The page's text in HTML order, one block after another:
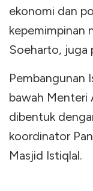
ekonomi dan
kepemimpinan
Soeharto, juga
Pembangunan
bawah Menteri
dibentuk
koordinator
Masjid Istiqlal.